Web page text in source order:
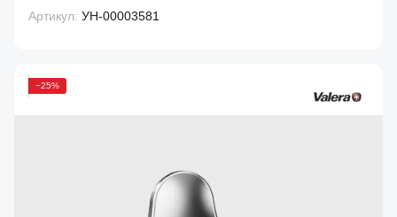
Артикул: УН-00003581
−25%